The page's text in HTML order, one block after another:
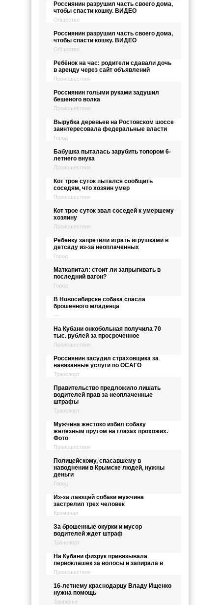
Россиянин разрушил часть своего дома,
чтобы спасти кошку. ВИДЕО
Общество
Россиянин разрушил часть своего дома,
чтобы спасти кошку. ВИДЕО
Общество
Ребёнок на час: родители сдавали дочь
в аренду через сайт объявлений
Происшествия
Россиянин голыми руками задушил
бешеного волка
Происшествия
Вырубка деревьев на Ростовском шоссе
заинтересовала федеральные власти
Город
Бабушка пыталась зарубить топором 6-
летнего внука
Происшествия
Кот трое суток пытался сообщить
соседям, что хозяин умер
Происшествия
Кот трое суток звал соседей к умершему
хозяину
Происшествия
Ребёнку запретили играть игрушками в
детсаду из-за неоплаченных
Город
Маткапитал: стоит ли запрыгивать в
последний вагон?
Город
В Новосибирске собака спасла
брошенного младенца
---
На Кубани онкобольная получила 70
тыс. рублей за просроченное
Происшествия
Россиянин засудил страховщика за
навязанные услуги по ОСАГО
Транспорт
Правительство предложило лишать
водителей прав за неоплаченные
штрафы
Транспорт
Мужчина жестоко избил собаку
железным прутом на глазах прохожих.
Фото
Происшествия
Полицейскому, спасавшему в
наводнении в Крымске людей, нужны
деньги
Город
Из-за лающей собаки мужчина
застрелил трех человек
Криминал
За брошенные окурки и мусор
водителей ждет штраф
Транспорт
На Кубани физрук привязывала
первоклашек за волосы и запирала в
Происшествия
16-летнему краснодарцу Владу Ищенко
нужна помощь
Здоровье